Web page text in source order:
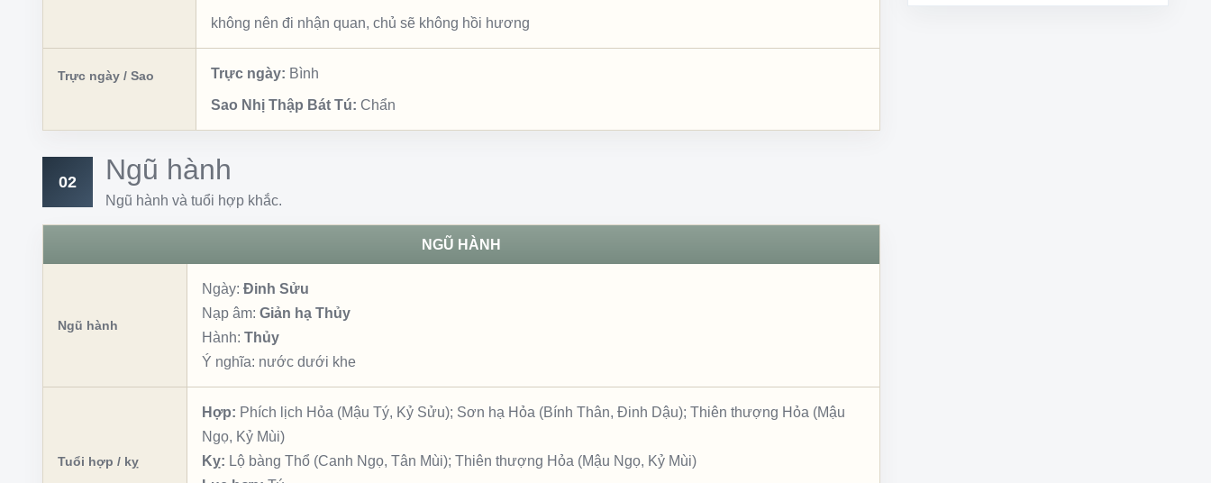
không nên đi nhận quan, chủ sẽ không hồi hương
Trực ngày / Sao Trực ngày: Bình
Sao Nhị Thập Bát Tú: Chẩn
02 Ngũ hành
Ngũ hành và tuổi hợp khắc.
NGŨ HÀNH
Ngũ hành
Ngày: Đinh Sửu
Nạp âm: Giản hạ Thủy
Hành: Thủy
Ý nghĩa: nước dưới khe
Tuổi hợp / kỵ
Hợp: Phích lịch Hỏa (Mậu Tý, Kỷ Sửu); Sơn hạ Hỏa (Bính Thân, Đinh Dậu); Thiên thượng Hỏa (Mậu
Ngọ, Kỷ Mùi)
Kỵ: Lộ bàng Thổ (Canh Ngọ, Tân Mùi); Thiên thượng Hỏa (Mậu Ngọ, Kỷ Mùi)